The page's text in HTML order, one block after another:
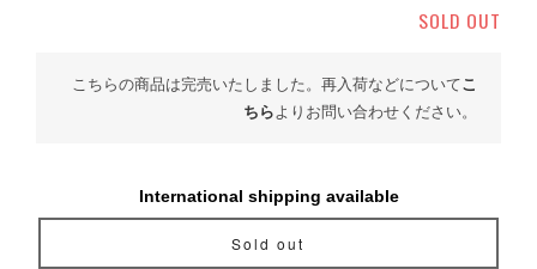
SOLD OUT
こちらの商品は完売いたしました。再入荷などについてこ
ちらよりお問い合わせください。
International shipping available
Sold out